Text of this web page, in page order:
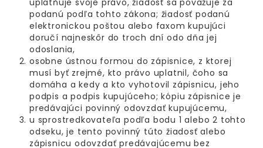
uplatňuje svoje právo, žiadosť sa považuje za
podanú podľa tohto zákona; žiadosť podanú
elektronickou poštou alebo faxom kupujúci
doručí najneskôr do troch dní odo dňa jej
odoslania,
osobne ústnou formou do zápisnice, z ktorej
musí byť zrejmé, kto právo uplatnil, čoho sa
domáha a kedy a kto vyhotovil zápisnicu, jeho
podpis a podpis kupujúceho; kópiu zápisnice je
predávajúci povinný odovzdať kupujúcemu,
u sprostredkovateľa podľa bodu 1 alebo 2 tohto
odseku, je tento povinný túto žiadosť alebo
zápisnicu odovzdať predávajúcemu bez